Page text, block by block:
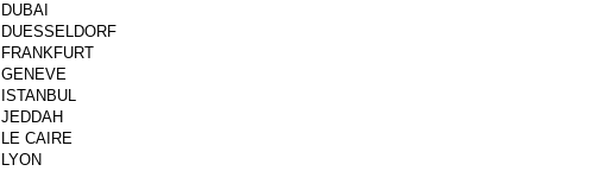
DUBAI
DUESSELDORF
FRANKFURT
GENEVE
ISTANBUL
JEDDAH
LE CAIRE
LYON